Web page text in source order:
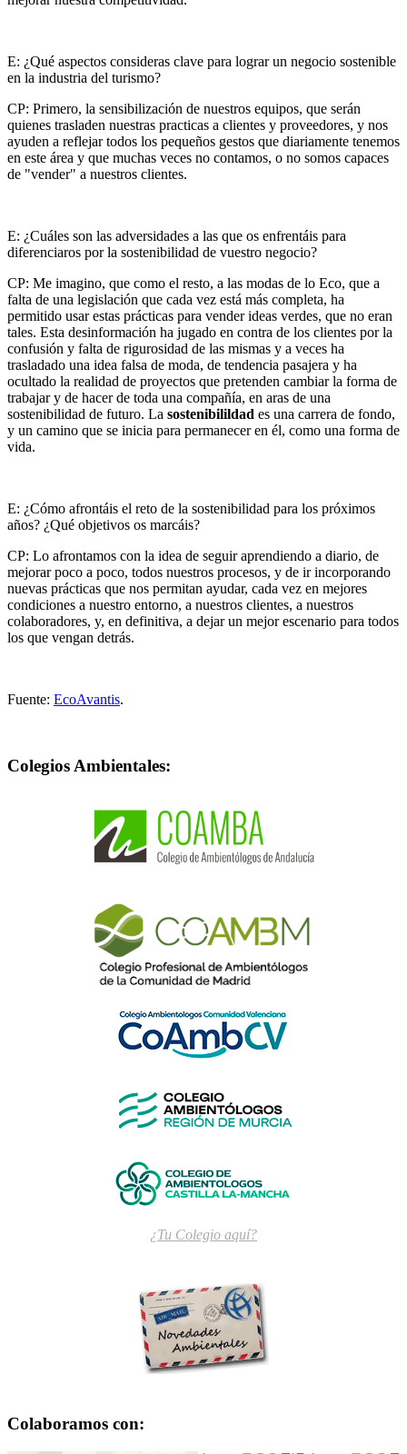
E: ¿Qué aspectos consideras clave para lograr un negocio sostenible
en la industria del turismo?
CP: Primero, la sensibilización de nuestros equipos, que serán
quienes trasladen nuestras practicas a clientes y proveedores, y nos
ayuden a reflejar todos los pequeños gestos que diariamente tenemos
en este área y que muchas veces no contamos, o no somos capaces
de "vender" a nuestros clientes.
E: ¿Cuáles son las adversidades a las que os enfrentáis para
diferenciaros por la sostenibilidad de vuestro negocio?
CP: Me imagino, que como el resto, a las modas de lo Eco, que a
falta de una legislación que cada vez está más completa, ha
permitido usar estas prácticas para vender ideas verdes, que no eran
tales. Esta desinformación ha jugado en contra de los clientes por la
confusión y falta de rigurosidad de las mismas y a veces ha
trasladado una idea falsa de moda, de tendencia pasajera y ha
ocultado la realidad de proyectos que pretenden cambiar la forma de
trabajar y de hacer de toda una compañía, en aras de una
sostenibilidad de futuro. La sostenibilildad es una carrera de fondo,
y un camino que se inicia para permanecer en él, como una forma de
vida.
E: ¿Cómo afrontáis el reto de la sostenibilidad para los próximos
años? ¿Qué objetivos os marcáis?
CP: Lo afrontamos con la idea de seguir aprendiendo a diario, de
mejorar poco a poco, todos nuestros procesos, y de ir incorporando
nuevas prácticas que nos permitan ayudar, cada vez en mejores
condiciones a nuestro entorno, a nuestros clientes, a nuestros
colaboradores, y, en definitiva, a dejar un mejor escenario para todos
los que vengan detrás.
Fuente: EcoAvantis.
Colegios Ambientales:
¿Tu Colegio aquí?
Colaboramos con: